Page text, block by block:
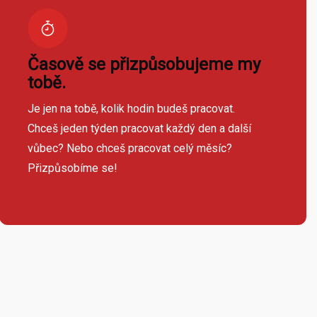
Časově se přizpůsobujeme my
tobě.
Je jen na tobě, kolik hodin budeš pracovat.
Chceš jeden týden pracovat každý den a další
vůbec? Nebo chceš pracovat celý měsíc?
Přizpůsobíme se!